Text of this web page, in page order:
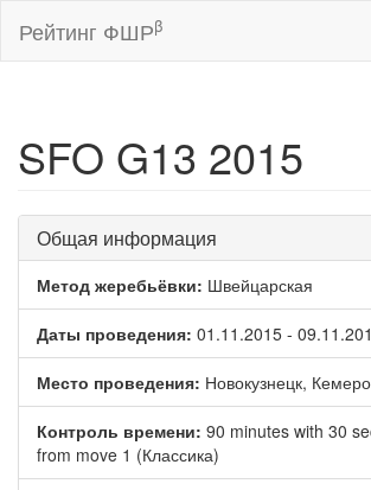
Рейтинг ФШРβ
SFO G13 2015
Общая информация
Метод жеребьёвки: Швейцарская
Даты проведения: 01.11.2015 -
Место проведения: Новокузнецк,
Контроль времени: 90 minutes with 30
from move 1 (Классика)